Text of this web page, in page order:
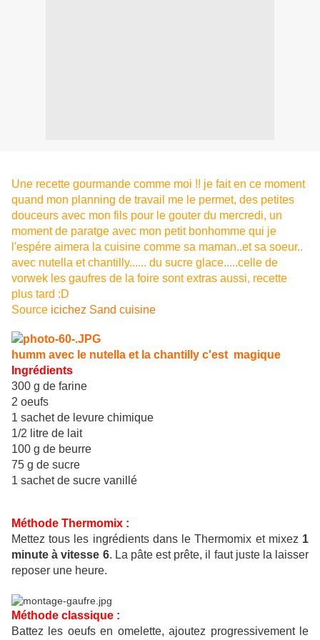
Une recette gourmande comme moi !! je fait en ce moment
quand mon planning de travail me le permet, des petites
douceurs avec mon fils pour le gouter du mercredi, un
moment de paratge avec mon petit bonhomme qui je
l'espére aimera la cuisine comme sa maman..et sa soeur..
avec nutella et chantilly...... du sucre glace.....celle de
vorwek les gaufres de la foire sont extras aussi, recette
plus tard :D
Source icichez Sand cuisine
humm avec le nutella et la chantilly c'est magique
Ingrédients
300 g de farine
2 oeufs
1 sachet de levure chimique
1/2 litre de lait
100 g de beurre
75 g de sucre
1 sachet de sucre vanillé
Méthode Thermomix :
Mettez tous les ingrédients dans le Thermomix et mixez 1
minute à vitesse 6. La pâte est prête, il faut juste la laisser
reposer une heure.
Méthode classique :
Battez les oeufs en omelette, ajoutez progressivement le